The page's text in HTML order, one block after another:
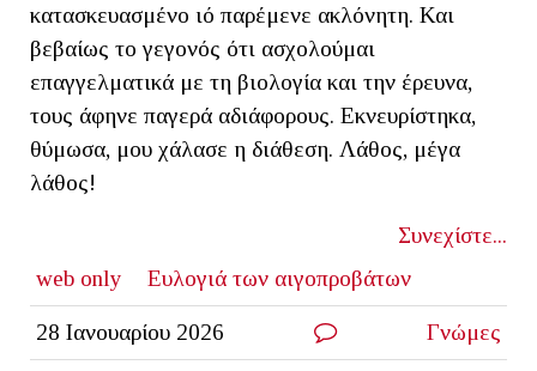
κατασκευασμένο ιό παρέμενε ακλόνητη. Και
βεβαίως το γεγονός ότι ασχολούμαι
επαγγελματικά με τη βιολογία και την έρευνα,
τους άφηνε παγερά αδιάφορους. Εκνευρίστηκα,
θύμωσα, μου χάλασε η διάθεση. Λάθος, μέγα
λάθος!
Συνεχίστε...
web only
Ευλογιά των αιγοπροβάτων
28 Ιανουαρίου 2026 Γνώμες